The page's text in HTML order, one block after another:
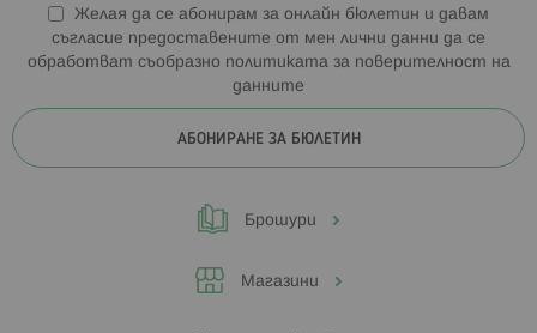
Желая да се абонирам за онлайн бюлетин и давам
съгласие предоставените от мен лични данни да се
обработват съобразно политиката за поверителност на
данните
АБОНИРАНЕ ЗА БЮЛЕТИН
Брошури
Магазини